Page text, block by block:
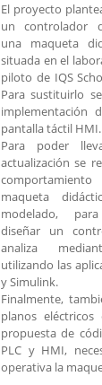
El proyecto
un controlador
una maqueta
situada en el
piloto de IQS
Para sustituirlo
implementación
pantalla táctil HMI.
Para poder
actualización se
maqueta
modelado,
diseñar un
analiza
utilizando las
y Simulink.
Finalmente,
planos
propuesta de
PLC y HMI,
operativa la